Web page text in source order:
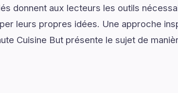
donnent aux lecteurs les outils
leurs propres idées. Une approche
Cuisine But présente le sujet de